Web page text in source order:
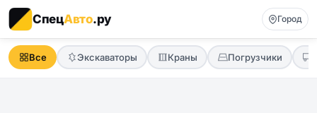
СпецАвто.ру Город
Все Экскаваторы Краны Погрузчики